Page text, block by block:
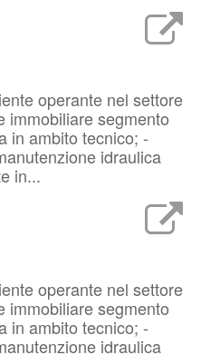
operante nel settore
immobiliare segmento
in ambito tecnico; -
idraulica
in...
operante nel settore
immobiliare segmento
in ambito tecnico; -
idraulica